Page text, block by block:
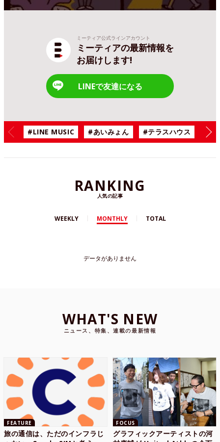
ミーティア公式ラインアカウント
ミーティアの最新情報を
お届けします!
LINEで友達になる
#LINE MUSIC #あいみょん #テラスハウス #漫
RANKING
人気の記事
WEEKLY MONTHLY TOTAL
データがありません
WHAT'S NEW
ニュース、特集、連載の最新情報
FEATURE
旅の通信は、ただのインフラじ
FOCUS
グラフィックアーティストの河